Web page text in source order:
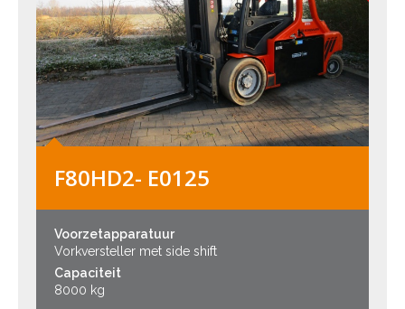
F80HD2- E0125
Voorzetapparatuur
Vorkversteller met side shift
Capaciteit
8000 kg